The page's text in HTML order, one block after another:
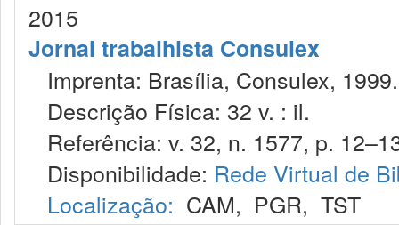
2015
Jornal trabalhista Consulex
Imprenta: Brasília, Consulex, 1999.
Descrição Física: 32 v. : il.
Referência: v. 32, n. 1577, p.
Disponibilidade: Rede Virtual de
Localização: CAM, PGR, TST